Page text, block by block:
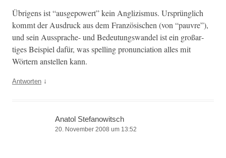
Übri­gens ist “aus­ge­pow­ert” kein Anglizis­mus. Ursprünglich
kommt der Aus­druck aus dem Franzö­sis­chen (von “pau­vre”),
und sein Aussprache- und Bedeu­tungswan­del ist ein großar­
tiges Beispiel dafür, was spelling pro­nun­ci­a­tion alles mit
Wörtern anstellen kann.
Antworten ↓
Anatol Stefanowitsch
20. November 2008 um 13:52